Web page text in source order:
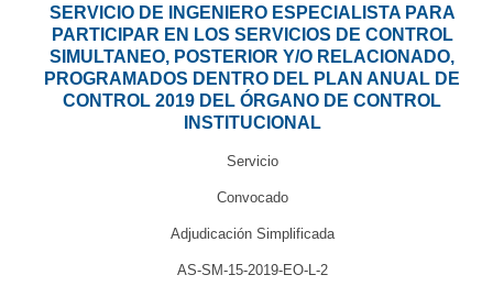
SERVICIO DE INGENIERO ESPECIALISTA PARA
PARTICIPAR EN LOS SERVICIOS DE CONTROL
SIMULTANEO, POSTERIOR Y/O RELACIONADO,
PROGRAMADOS DENTRO DEL PLAN ANUAL DE
CONTROL 2019 DEL ÓRGANO DE CONTROL
INSTITUCIONAL
Servicio
Convocado
Adjudicación Simplificada
AS-SM-15-2019-EO-L-2